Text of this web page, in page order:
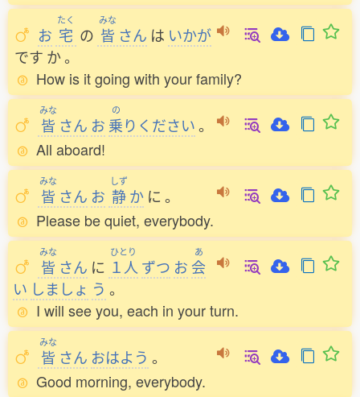
お
たく
宅 の
みな
皆 さん は いかが
です か。
How is it going with your family?
みな
皆 さん お
の
乗りください。
All aboard!
みな
皆 さん お
しず
静か に。
Please be quiet, everybody.
みな
皆 さん に
ひとり
１人 ずつ お
あ
会
い しましょ う 。
I will see you, each in your turn.
みな
皆 さん おはよう 。
Good morning, everybody.